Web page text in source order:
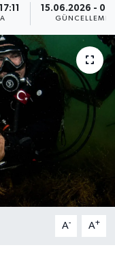
15.06.2026 -
GÜNCELLEME
A- A+